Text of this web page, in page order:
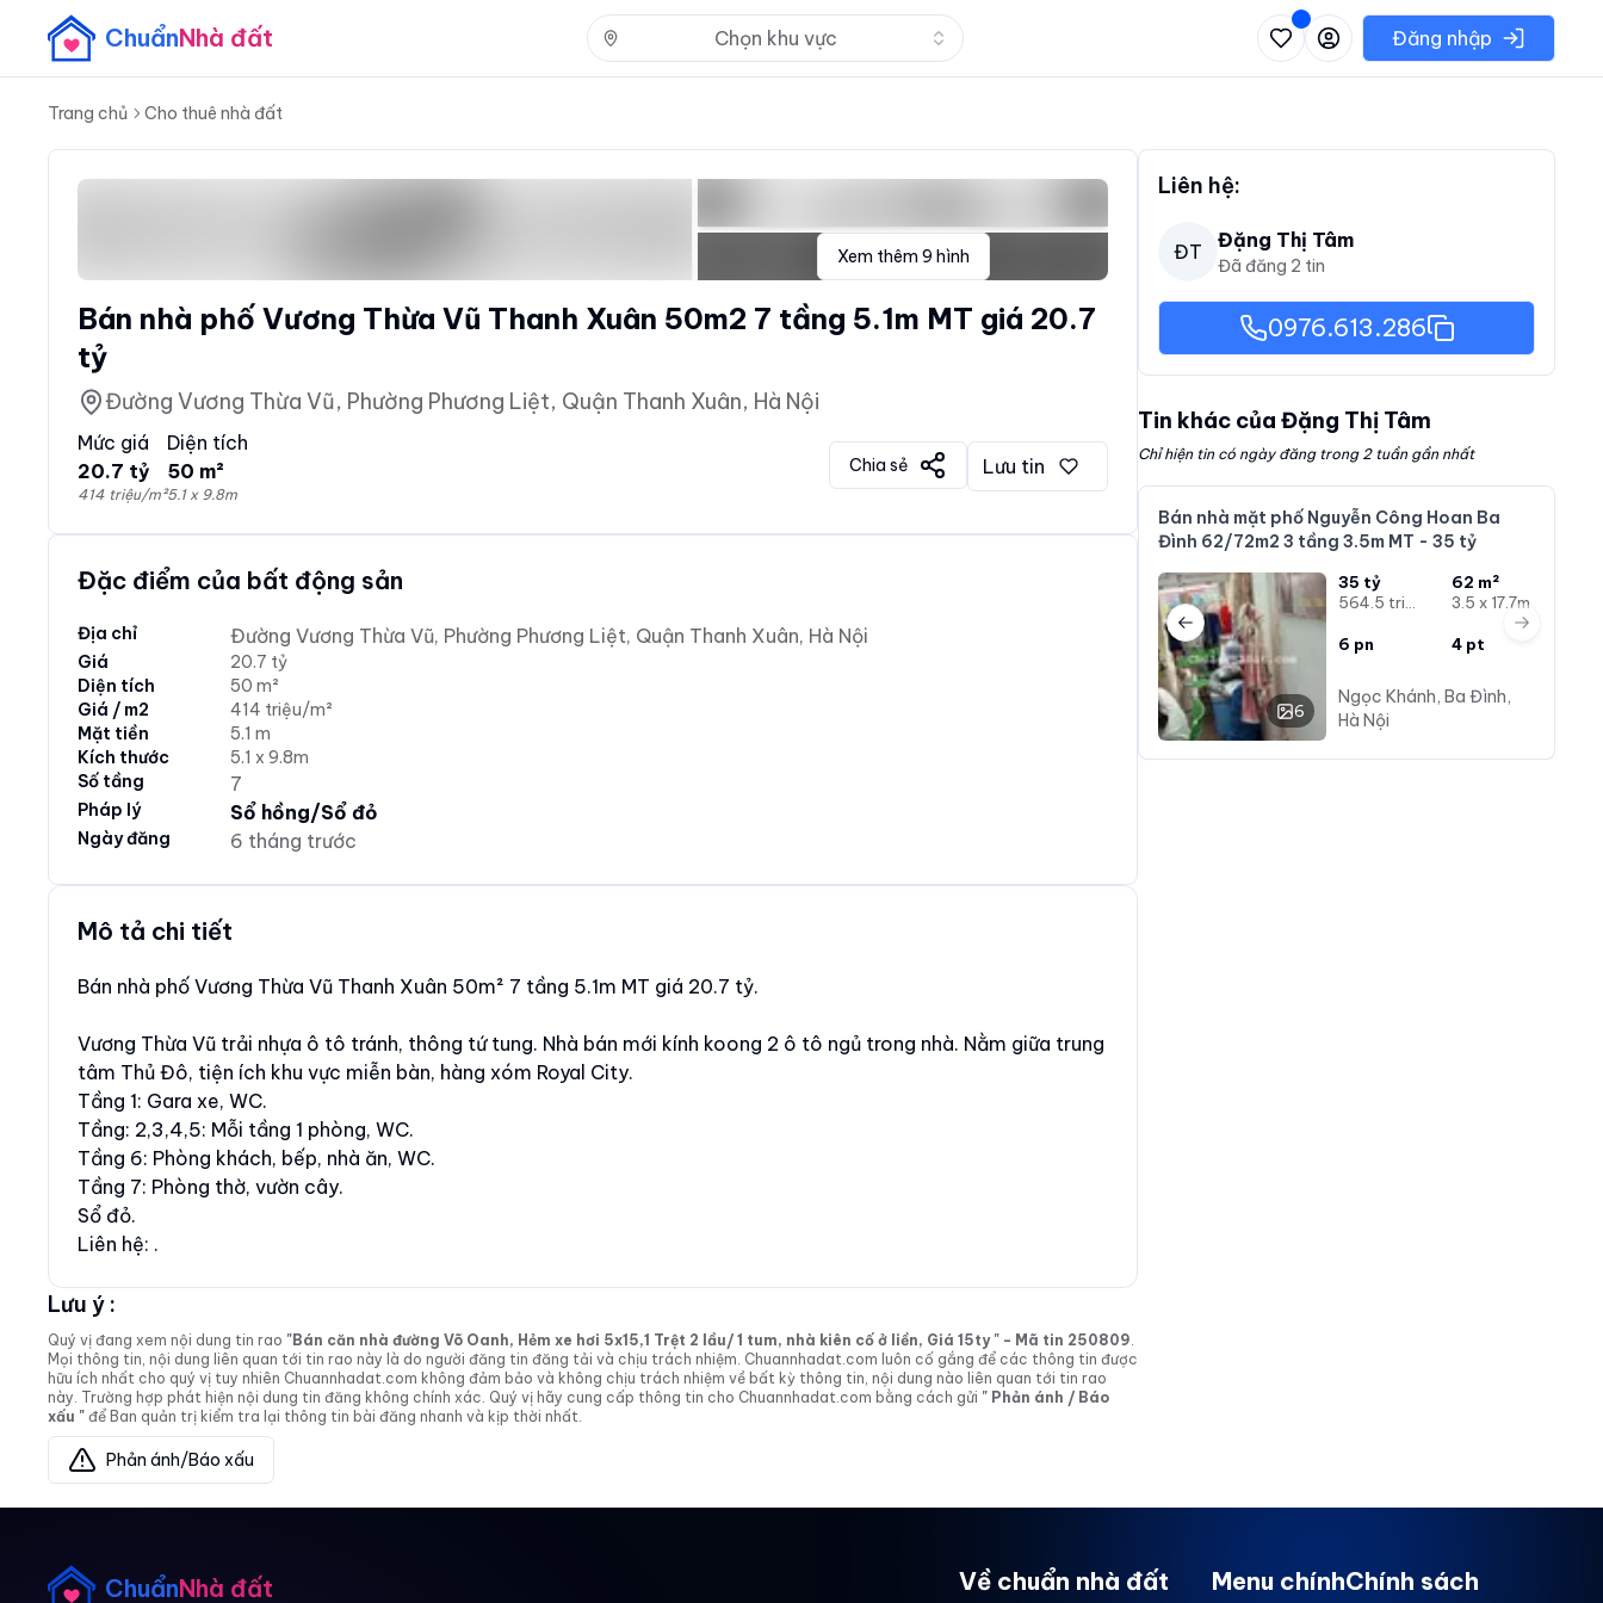
ChuẩnNhà đất Chọn khu vực Nhấn để mở danh sách các khu vực có thể chọnĐăng nhập
Trang chủ Cho thuê nhà đất
Xem thêm 9 hình
Bán nhà phố Vương Thừa Vũ Thanh Xuân 50m2 7 tầng 5.1m MT giá 20.7
tỷ
Đường Vương Thừa Vũ, Phường Phương Liệt, Quận Thanh Xuân, Hà Nội
Mức giá
20.7 tỷ
414 triệu/m²
Diện tích
50 m²
5.1 x 9.8m
Chia sẻ Lưu tin
Đặc điểm của bất động sản
Địa chỉ Đường Vương Thừa Vũ, Phường Phương Liệt, Quận Thanh Xuân, Hà Nội
Giá
20.7 tỷ
Diện tích
50 m²
Giá / m2
414 triệu/m²
Mặt tiền
5.1 m
Kích thước
5.1 x 9.8m
Số tầng
7
Pháp lý Sổ hồng/Sổ đỏ
Ngày đăng 6 tháng trước
Mô tả chi tiết
Bán nhà phố Vương Thừa Vũ Thanh Xuân 50m² 7 tầng 5.1m MT giá 20.7 tỷ.
Vương Thừa Vũ trải nhựa ô tô tránh, thông tứ tung. Nhà bán mới kính koong 2 ô tô ngủ trong nhà. Nằm giữa trung
tâm Thủ Đô, tiện ích khu vực miễn bàn, hàng xóm Royal City.
Tầng 1: Gara xe, WC.
Tầng: 2,3,4,5: Mỗi tầng 1 phòng, WC.
Tầng 6: Phòng khách, bếp, nhà ăn, WC.
Tầng 7: Phòng thờ, vườn cây.
Sổ đỏ.
Liên hệ: .
Lưu ý :
Quý vị đang xem nội dung tin rao "Bán căn nhà đường Võ Oanh, Hẻm xe hơi 5x15,1 Trệt 2 lầu/ 1 tum, nhà kiên cố ở liền, Giá 15ty " - Mã tin 250809.
Mọi thông tin, nội dung liên quan tới tin rao này là do người đăng tin đăng tải và chịu trách nhiệm. Chuannhadat.com luôn cố gắng để các thông tin được
hữu ích nhất cho quý vị tuy nhiên Chuannhadat.com không đảm bảo và không chịu trách nhiệm về bất kỳ thông tin, nội dung nào liên quan tới tin rao
này. Trường hợp phát hiện nội dung tin đăng không chính xác. Quý vị hãy cung cấp thông tin cho Chuannhadat.com bằng cách gửi " Phản ánh / Báo
xấu " để Ban quản trị kiểm tra lại thông tin bài đăng nhanh và kịp thời nhất.
Phản ánh/Báo xấu
Liên hệ:
ĐT Đặng Thị Tâm
Đã đăng 2 tin
0976.613.286
Tin khác của Đặng Thị Tâm
Chỉ hiện tin có ngày đăng trong 2 tuần gần nhất
Bán nhà mặt phố Nguyễn Công Hoan Ba
Đình 62/72m2 3 tầng 3.5m MT - 35 tỷ
6
35 tỷ
62 m²
3.5 x 17.7m
6 pn 4pt
Ngọc Khánh, Ba Đình,
Hà Nội
Previous slide Next slide
ChuẩnNhà đất Về chuẩn nhà đất Menu chínhChính sách